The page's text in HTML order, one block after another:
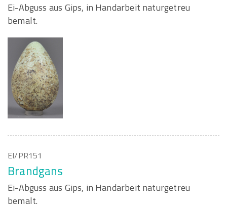
Ei-Abguss aus Gips, in Handarbeit naturgetreu
bemalt.
EI/PR151
Brandgans
Ei-Abguss aus Gips, in Handarbeit naturgetreu
bemalt.